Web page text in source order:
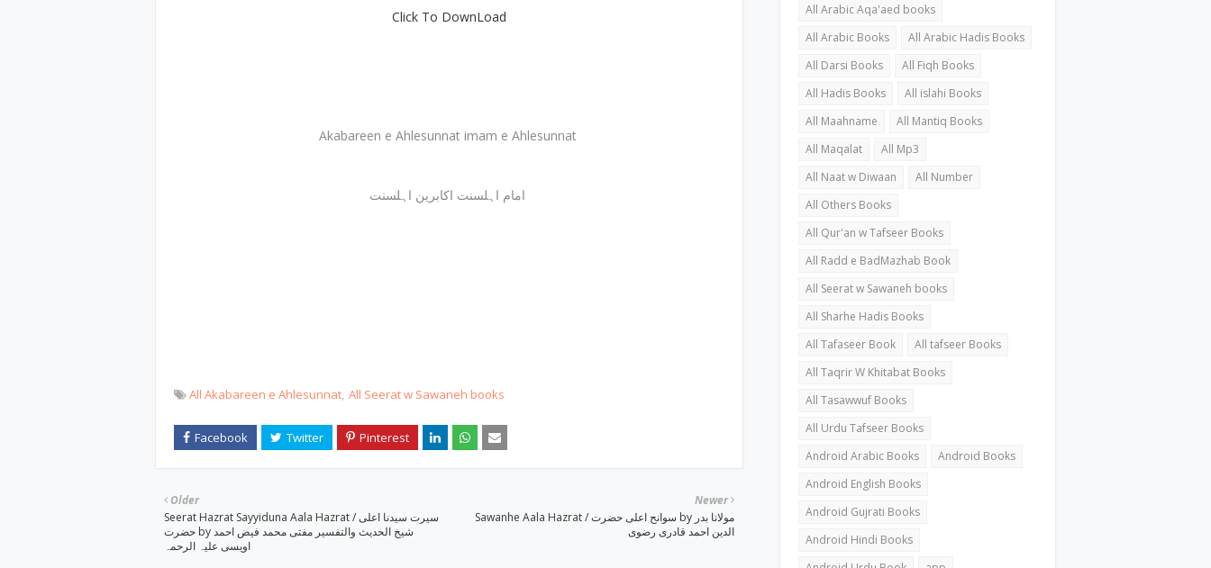
Click To DownLoad
Akabareen e Ahlesunnat imam e Ahlesunnat
All Akabareen e Ahlesunnat All Seerat w Sawaneh books
Newer
Sawanhe Aala Hazrat / سوانح اعلی حضرت by مولانا بدر
الدین احمد قادری رضوی
Older
Seerat Hazrat Sayyiduna Aala Hazrat / سیرت سیدنا اعلی
حضرت by شیخ الحدیث والتفسیر مفتی محمد فیض احمد
اویسی علیہ الرحمہ
All Arabic Aqa'aed books
All Arabic Books
All Arabic Hadis Books
All Darsi Books
All Fiqh Books
All Hadis Books
All islahi Books
All Maahname
All Mantiq Books
All Maqalat
All Mp3
All Naat w Diwaan
All Number
All Others Books
All Qur'an w Tafseer Books
All Radd e BadMazhab Book
All Seerat w Sawaneh books
All Sharhe Hadis Books
All Tafaseer Book
All tafseer Books
All Taqrir W Khitabat Books
All Tasawwuf Books
All Urdu Tafseer Books
Android Arabic Books
Android Books
Android English Books
Android Gujrati Books
Android Hindi Books